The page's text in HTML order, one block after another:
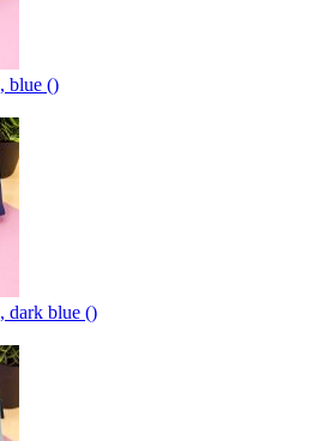
blue ()
dark blue ()